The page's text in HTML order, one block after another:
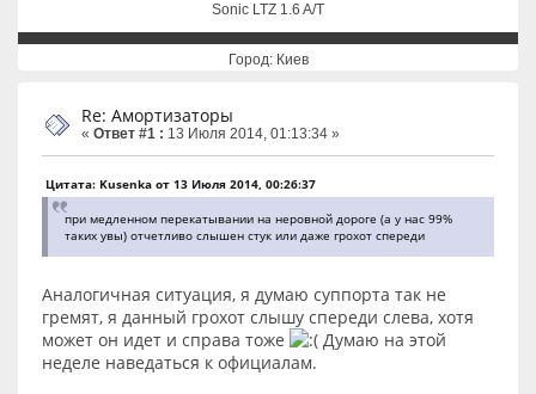
Sonic LTZ 1.6 A/T
Город: Киев
Re: Амортизаторы
« Ответ #1 : 13 Июля 2014, 01:13:34 »
Цитата: Kusenka от 13 Июля 2014, 00:26:37
при медленном перекатывании на неровной дороге (а у нас 99%
таких увы) отчетливо слышен стук или даже грохот спереди
Аналогичная ситуация, я думаю суппорта так не
гремят, я данный грохот слышу спереди слева, хотя
может он идет и справа тоже
Думаю на этой
неделе наведаться к официалам.